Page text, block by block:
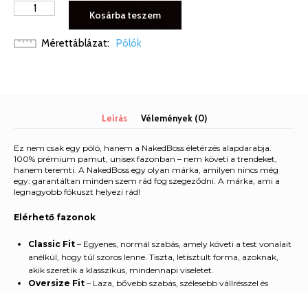
NAKEDBOSS
mennyiség
Kosárba teszem
Mérettáblázat Pólók
Leírás Vélemények (0)
Ez nem csak egy póló, hanem a NakedBoss életérzés alapdarabja.
100% prémium pamut, unisex fazonban – nem követi a trendeket,
hanem teremti. A NakedBoss egy olyan márka, amilyen nincs még
egy: garantáltan minden szem rád fog szegeződni. A márka, ami a
legnagyobb fókuszt helyezi rád!
Elérhető fazonok
Classic Fit – Egyenes, normál szabás, amely követi a test vonalait
anélkül, hogy túl szoros lenne. Tiszta, letisztult forma, azoknak,
akik szeretik a klasszikus, mindennapi viseletet.
Oversize Fit – Laza, bővebb szabás, szélesebb vállrésszel és